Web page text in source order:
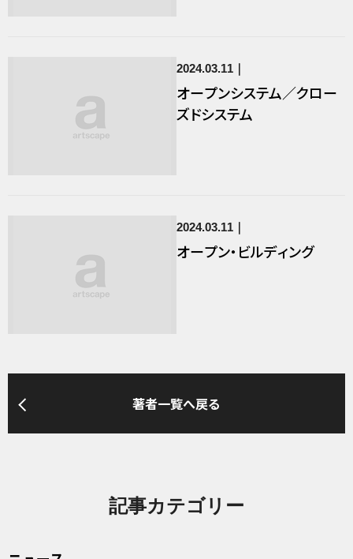
2024.03.11
オープンシステム／クロー
ズドシステム
2024.03.11
オープン・ビルディング
著者一覧へ戻る
記事カテゴリー